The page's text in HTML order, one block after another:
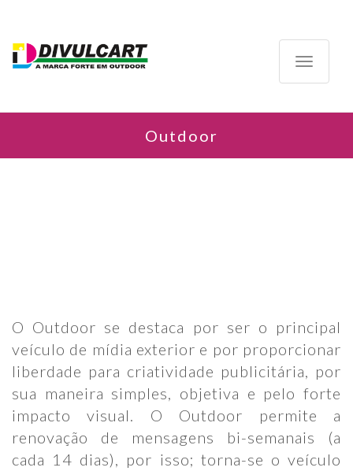
Toggle
Outdoor
O Outdoor se destaca por ser o principal
veículo de mídia exterior e por proporcionar
liberdade para criatividade publicitária, por
sua maneira simples, objetiva e pelo forte
impacto visual. O Outdoor permite a
renovação de mensagens bi-semanais (a
cada 14 dias), por isso; torna-se o veículo